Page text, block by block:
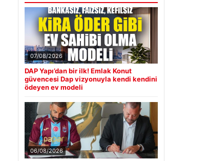
07/08/2026
DAP Yapı’dan bir ilk! Emlak Konut
güvencesi Dap vizyonuyla kendi kendini
ödeyen ev modeli
06/08/2026